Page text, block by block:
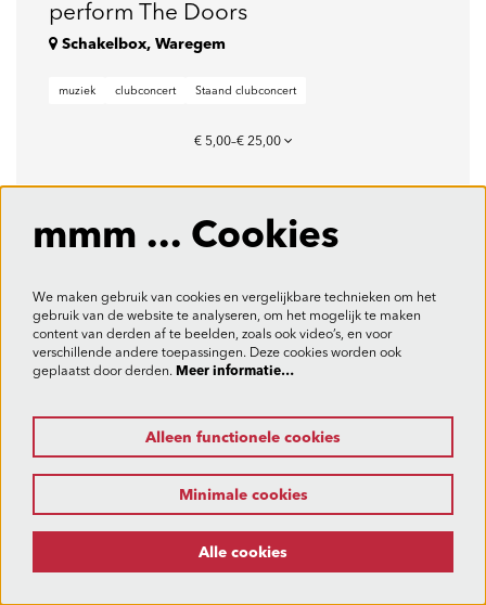
perform The Doors
Schakelbox, Waregem
muziek clubconcert Staand clubconcert
€ 5,00–€ 25,00
Tickets
VR 30 OKT 2620:00
mmm ... Cookies
We maken gebruik van cookies en vergelijkbare technieken om het
gebruik van de website te analyseren, om het mogelijk te maken
content van derden af te beelden, zoals ook video’s, en voor
verschillende andere toepassingen. Deze cookies worden ook
geplaatst door derden. Meer informatie…
Alleen functionele cookies
Minimale cookies
Alle cookies